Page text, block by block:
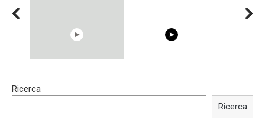
Trying BOLLYWOOD
Shocking illusion - Pretty
Ricerca
Ricerca